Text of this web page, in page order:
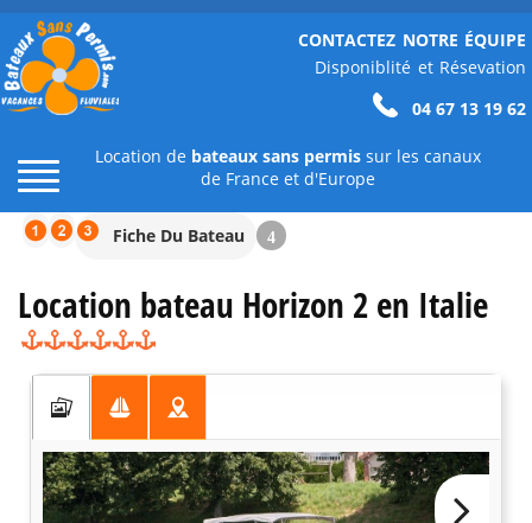
CONTACTEZ NOTRE ÉQUIPE
Disponiblité et Résevation
04 67 13 19 62
Location de bateaux sans permis sur les canaux
de France et d'Europe
Fiche Du Bateau 4
Location bateau Horizon 2 en Italie